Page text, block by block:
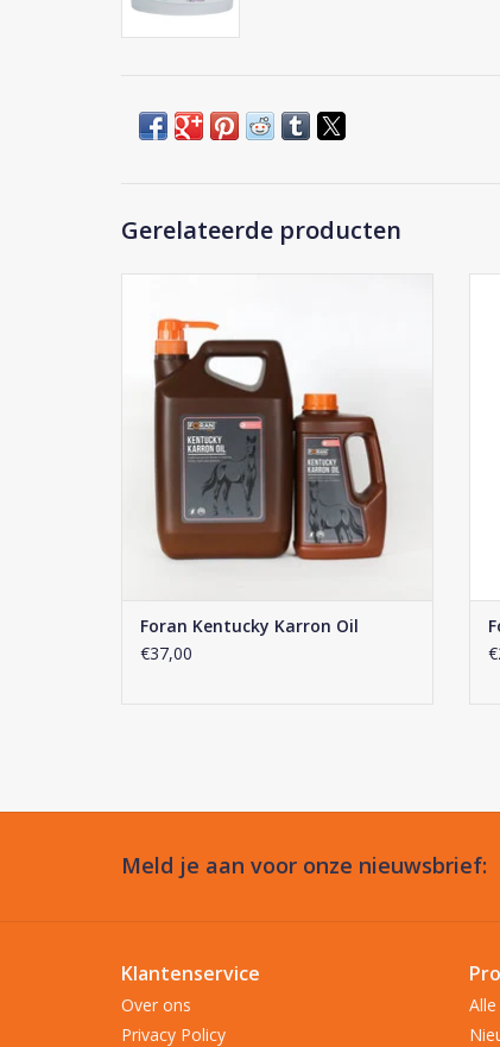
Gerelateerde producten
TOEVOEGEN AAN WINKELWAGEN
Foran Kentucky Karron Oil
€37,00
Meld je aan voor onze nieuwsbrief:
Klantenservice
Over ons
Privacy Policy